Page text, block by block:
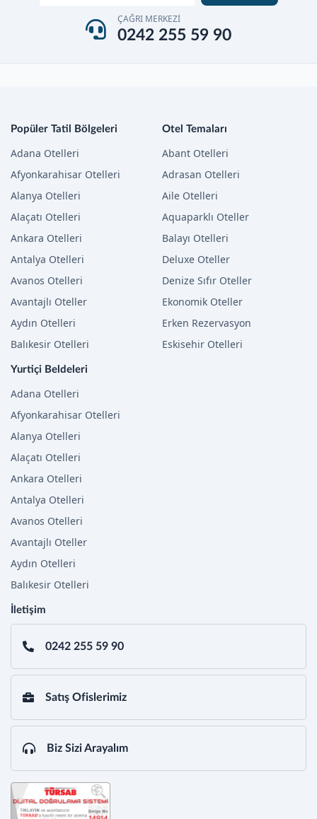
ÇAĞRI MERKEZİ
0242 255 59 90
Popüler Tatil Bölgeleri
Adana Otelleri
Afyonkarahisar Otelleri
Alanya Otelleri
Alaçatı Otelleri
Ankara Otelleri
Antalya Otelleri
Avanos Otelleri
Avantajlı Oteller
Aydın Otelleri
Balıkesir Otelleri
Otel Temaları
Abant Otelleri
Adrasan Otelleri
Aile Otelleri
Aquaparklı Oteller
Balayı Otelleri
Deluxe Oteller
Denize Sıfır Oteller
Ekonomik Oteller
Erken Rezervasyon
Eskisehir Otelleri
Yurtiçi Beldeleri
Adana Otelleri
Afyonkarahisar Otelleri
Alanya Otelleri
Alaçatı Otelleri
Ankara Otelleri
Antalya Otelleri
Avanos Otelleri
Avantajlı Oteller
Aydın Otelleri
Balıkesir Otelleri
İletişim
0242 255 59 90
Satış Ofislerimiz
Biz Sizi Arayalım